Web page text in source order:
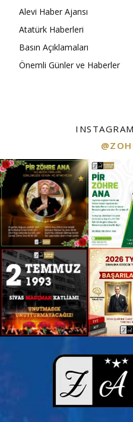
Alevi Haber Ajansı
Atatürk Haberleri
Basın Açıklamaları
Önemli Günler ve Haberler